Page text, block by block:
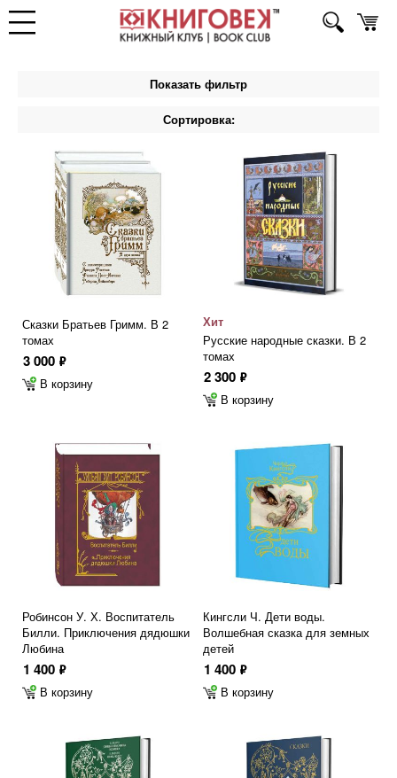
Показать фильтр
Сортировка:
Сказки Братьев Гримм. В 2
томах
3 000 ф
В корзину
Хит
Русские народные сказки. В 2
томах
2 300 ф
В корзину
Робинсон У. Х. Воспитатель
Билли. Приключения дядюшки
Любина
1 400 ф
В корзину
Кингсли Ч. Дети воды.
Волшебная сказка для земных
детей
1 400 ф
В корзину